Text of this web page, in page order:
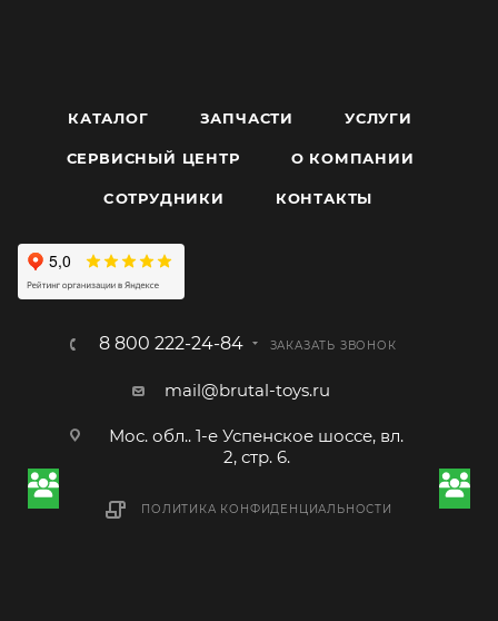
КАТАЛОГ ЗАПЧАСТИ УСЛУГИ
СЕРВИСНЫЙ ЦЕНТР О КОМПАНИИ
CОТРУДНИКИ КОНТАКТЫ
8 800 222-24-84 ЗАКАЗАТЬ ЗВОНОК
mail@brutal-toys.ru
Мос. обл.. 1-е Успенское шоссе, вл.
2, стр. 6.
ПОЛИТИКА КОНФИДЕНЦИАЛЬНОСТИ